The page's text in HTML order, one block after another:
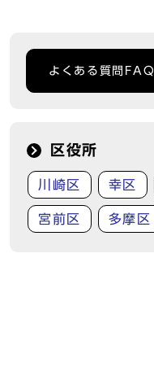
よくある質問FAQ
区役所
川崎区 幸区
宮前区 多摩区